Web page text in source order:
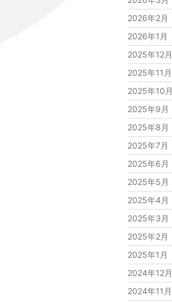
2026年2月
2026年1月
2025年12月
2025年11月
2025年10月
2025年9月
2025年8月
2025年7月
2025年6月
2025年5月
2025年4月
2025年3月
2025年2月
2025年1月
2024年12月
2024年11月